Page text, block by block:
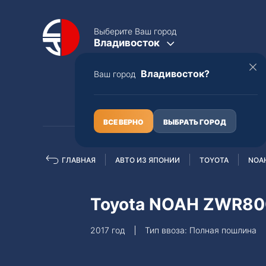
Выберите Ваш город
Владивосток
Ваш город Владивосток?
ВСЕ ВЕРНО ВЫБРАТЬ ГОРОД
Полная пошлина
ГЛАВНАЯ АВТО ИЗ ЯПОНИИ TOYOTA
Toyota NOAH
2017 год Тип ввоза: Полная пошлина